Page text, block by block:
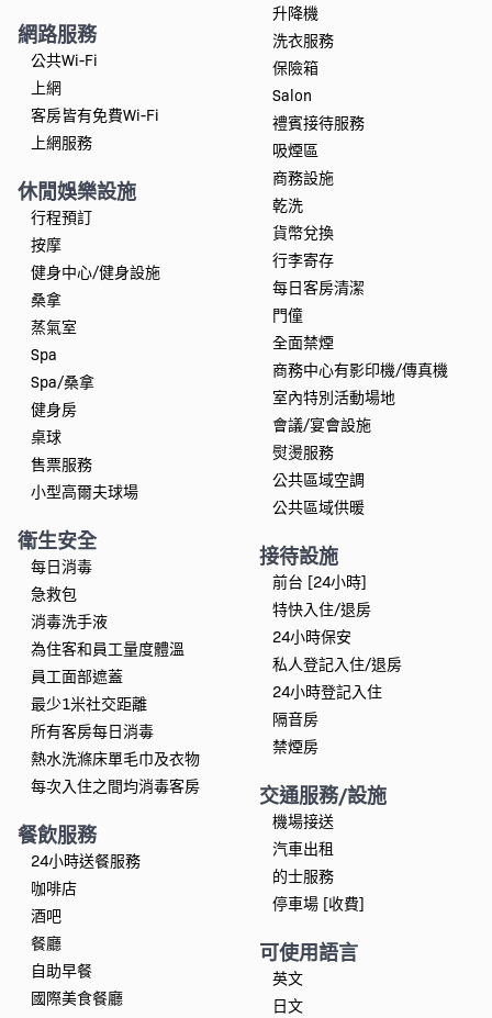
網路服務
公共Wi-Fi
上網
客房皆有免費Wi-Fi
上網服務
休閒娛樂設施
行程預訂
按摩
健身中心/健身設施
桑拿
蒸氣室
Spa
Spa/桑拿
健身房
桌球
售票服務
小型高爾夫球場
衛生安全
每日消毒
急救包
消毒洗手液
為住客和員工量度體溫
員工面部遮蓋
最少1米社交距離
所有客房每日消毒
熱水洗滌床單毛巾及衣物
每次入住之間均消毒客房
餐飲服務
24小時送餐服務
咖啡店
酒吧
餐廳
自助早餐
國際美食餐廳
升降機
洗衣服務
保險箱
Salon
禮賓接待服務
吸煙區
商務設施
乾洗
貨幣兌換
行李寄存
每日客房清潔
門僮
全面禁煙
商務中心有影印機/傳真機
室內特別活動場地
會議/宴會設施
熨燙服務
公共區域空調
公共區域供暖
接待設施
前台 [24小時]
特快入住/退房
24小時保安
私人登記入住/退房
24小時登記入住
隔音房
禁煙房
交通服務/設施
機場接送
汽車出租
的士服務
停車場 [收費]
可使用語言
英文
日文